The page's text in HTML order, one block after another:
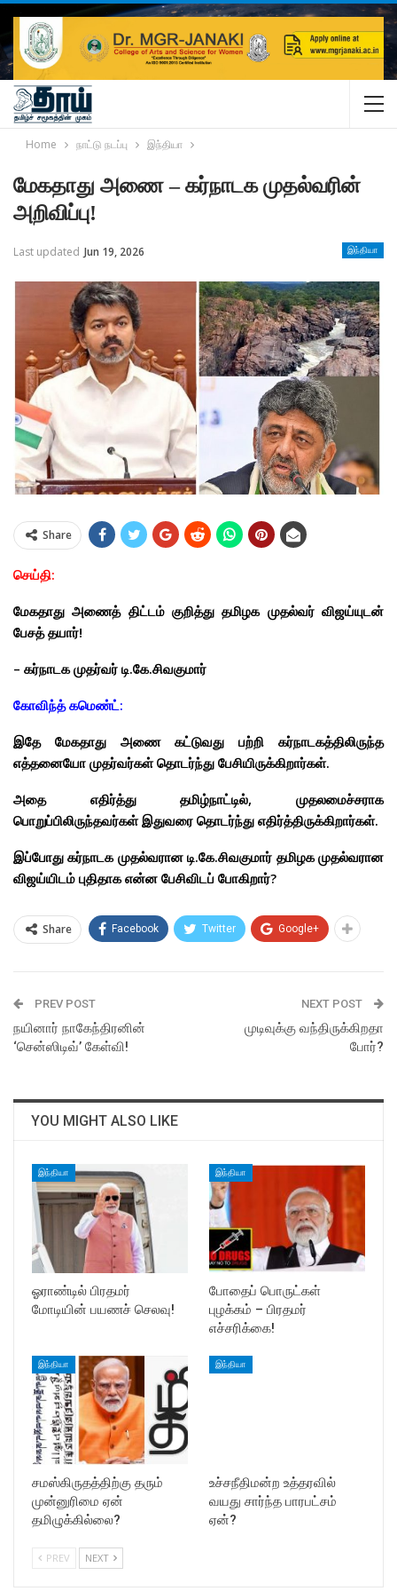
Home நாட்டு நடப்பு இந்தியா
மேகதாது அணை – கர்நாடக முதல்வரின்
அறிவிப்பு!
இந்தியா
Last updated Jun 19, 2026
Share
செய்தி:
மேகதாது அணைத் திட்டம் குறித்து தமிழக முதல்வர் விஜய்யுடன்
பேசத் தயார்!
– கர்நாடக முதர்வர் டி.கே.சிவகுமார்
கோவிந்த் கமெண்ட்:
இதே மேகதாது அணை கட்டுவது பற்றி கர்நாடகத்திலிருந்த
எத்தனையோ முதர்வர்கள் தொடர்ந்து பேசியிருக்கிறார்கள்.
அதை எதிர்த்து தமிழ்நாட்டில், முதலமைச்சராக
பொறுப்பிலிருந்தவர்கள் இதுவரை தொடர்ந்து எதிர்த்திருக்கிறார்கள்.
இப்போது கர்நாடக முதல்வரான டி.கே.சிவகுமார் தமிழக முதல்வரான
விஜய்யிடம் புதிதாக என்ன பேசிவிடப் போகிறார்?
Share Facebook Twitter Google+
PREV POST
நயினார் நாகேந்திரனின்
‘சென்ஸிடிவ்’ கேள்வி!
NEXT POST
முடிவுக்கு வந்திருக்கிறதா
போர்?
YOU MIGHT ALSO LIKE
இந்தியா
ஓராண்டில் பிரதமர்
மோடியின் பயணச் செலவு!
இந்தியா
போதைப் பொருட்கள்
புழக்கம் – பிரதமர்
எச்சரிக்கை!
இந்தியா
சமஸ்கிருதத்திற்கு தரும்
முன்னுரிமை ஏன்
தமிழுக்கில்லை?
இந்தியா
உச்சநீதிமன்ற உத்தரவில்
வயது சார்ந்த பாரபட்சம்
ஏன்?
PREV NEXT